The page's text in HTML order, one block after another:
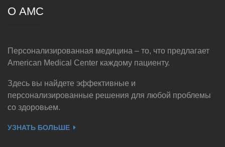
О AMC
Персонализированная медицина – то, что предлагает
American Medical Center каждому пациенту.
Здесь вы найдете эффективные и
персонализированные решения для любой проблемы
со здоровьем.
УЗНАТЬ БОЛЬШЕ